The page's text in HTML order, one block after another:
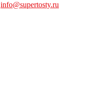
info@supertosty.ru